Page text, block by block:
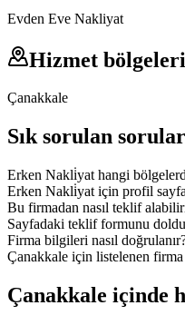
Evden Eve Nakliyat
Hizmet bölgeleri
Çanakkale
Sık sorulan sorular
Erken Nakli̇yat hangi
Erken Nakli̇yat için profil
Bu firmadan nasıl teklif
Sayfadaki teklif formunu
Firma bilgileri nasıl
Çanakkale için listelenen
Çanakkale içinde